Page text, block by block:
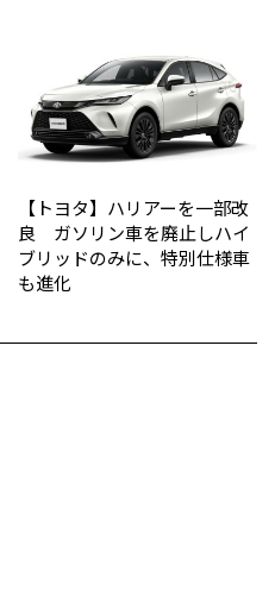
【トヨタ】ハリアーを一部改
良 ガソリン車を廃止しハイ
ブリッドのみに、特別仕様車
も進化